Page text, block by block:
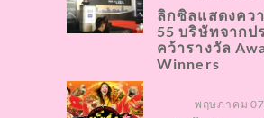
ลิกซิลแสดงคว
55 บริษัทจากป
คว้ารางวัล
Winners
พฤษภาคม